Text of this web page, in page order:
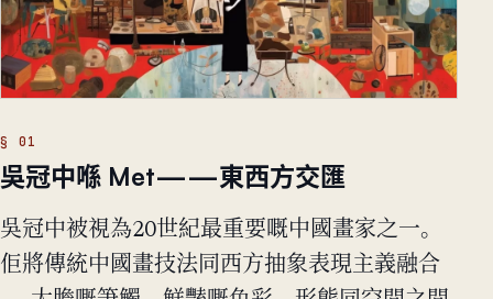
吳冠中喺 Met——東西方交匯
吳冠中被視為20世紀最重要嘅中國畫家之一。
佢將傳統中國畫技法同西方抽象表現主義融合